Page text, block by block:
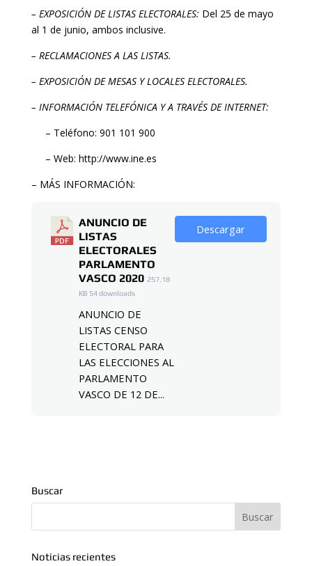
– EXPOSICIÓN DE LISTAS ELECTORALES: Del 25 de mayo
al 1 de junio, ambos inclusive.
– RECLAMACIONES A LAS LISTAS.
– EXPOSICIÓN DE MESAS Y LOCALES ELECTORALES.
– INFORMACIÓN TELEFÓNICA Y A TRAVÉS DE INTERNET:
– Teléfono: 901 101 900
– Web: http://www.ine.es
– MÁS INFORMACIÓN:
ANUNCIO DE
LISTAS
ELECTORALES
PARLAMENTO
VASCO 2020 257.18
KB 54 downloads
ANUNCIO DE
LISTAS CENSO
ELECTORAL PARA
LAS ELECCIONES AL
PARLAMENTO
VASCO DE 12 DE...
Descargar
Buscar
Noticias recientes